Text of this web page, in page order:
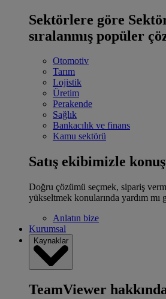
Sektörlere göre
sıralanmış popüler
Otomotiv
Tarım
Lojistik
Üretim
Perakende
Sağlık
Bankacılık ve finans
Kamu sektörü
Satış ekibimizle
Doğru çözümü seçmek, sipariş
yükseltmek konularında yardım mı
Anlatın bize
Kurumsal
Kaynaklar
TeamViewer